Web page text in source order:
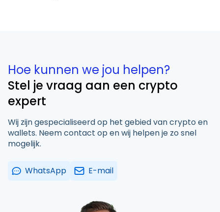
Hoe kunnen we jou helpen?
Stel je vraag aan een crypto
expert
Wij zijn gespecialiseerd op het gebied van crypto en
wallets. Neem contact op en wij helpen je zo snel
mogelijk.
WhatsApp E-mail